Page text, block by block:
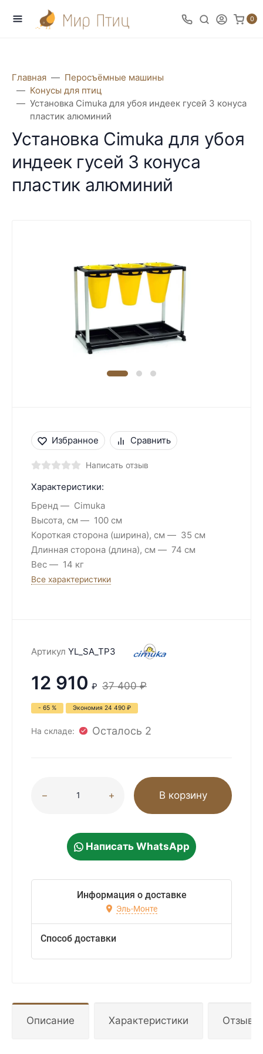
0
Главная
Перосъёмные машины
Конусы для птиц
Установка Cimuka для убоя индеек гусей 3 конуса
пластик алюминий
Установка Cimuka для убоя
индеек гусей 3 конуса
пластик алюминий
Избранное Сравнить
Написать отзыв
Характеристики:
Бренд
Cimuka
Высота, см
100 см
Короткая сторона (ширина), см
35 см
Длинная сторона (длина), см
74 см
Вес
14 кг
Все характеристики
Артикул YL_SA_TP3
12 910 ₽ 37 400 ₽
- 65 % Экономия 24 490 ₽
На складе: Осталось 2
В корзину
Написать WhatsApp
Информация о доставке
Эль-Монте
Способ доставки
Описание Характеристики